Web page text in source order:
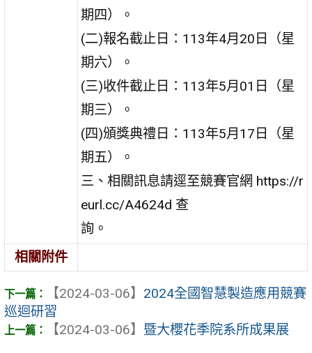
期四）。
(二)報名截止日：113年4月20日（星
期六）。
(三)收件截止日：113年5月01日（星
期三）。
(四)頒獎典禮日：113年5月17日（星
期五）。
三、相關訊息請逕至競賽官網 https://r
eurl.cc/A4624d 查
詢。
相關附件
【2024-03-06】 2024全國智慧製造應用競賽
巡迴研習
【2024-03-06】 暨大櫻花季院系所成果展